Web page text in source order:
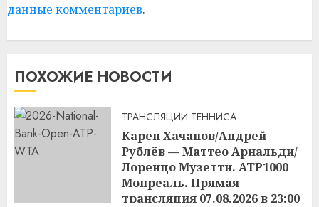
данные комментариев.
ПОХОЖИЕ НОВОСТИ
ТРАНСЛЯЦИИ ТЕННИСА
Карен Хачанов/Андрей
Рублёв — Маттео Арнальди/
Лоренцо Музетти. ATP1000
Монреаль. Прямая
трансляция 07.08.2026 в 23:00